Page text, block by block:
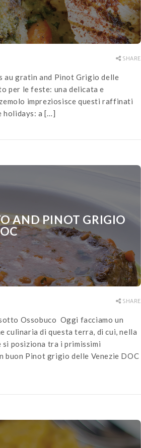
SHARE
au gratin and Pinot Grigio delle
per le feste: una delicata e
impreziosisce questi raffinati
holidays: a […]
AND PINOT GRIGIO
SHARE
Ossobuco Oggi facciamo un
culinaria di questa terra, di cui, nella
si posiziona tra i primissimi
buon Pinot grigio delle Venezie DOC